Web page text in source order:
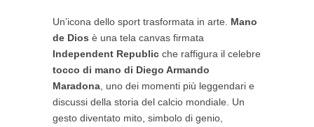
Un’icona dello sport trasformata in arte. Mano
de Dios è una tela canvas firmata
Independent Republicche raffigura il celebre
tocco di mano di Diego Armando
Maradona, uno dei momenti più leggendari e
discussi della storia del calcio mondiale. Un
gesto diventato mito, simbolo di genio,